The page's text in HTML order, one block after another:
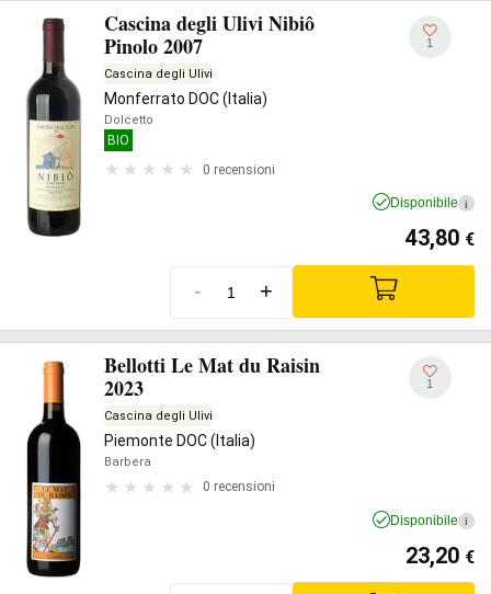
Cascina degli Ulivi Nibiô
Pinolo 2007
Cascina degli Ulivi
Monferrato DOC (Italia)
Dolcetto
BIO
0 recensioni
1
Disponibile i
43,80 €
- +
Bellotti Le Mat du Raisin
2023
Cascina degli Ulivi
Piemonte DOC (Italia)
Barbera
0 recensioni
1
Disponibile i
23,20 €